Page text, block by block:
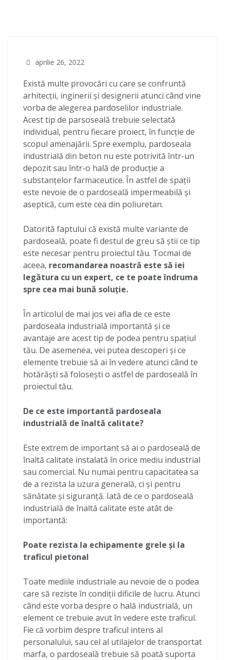
aprilie 26, 2022
Există multe provocări cu care se confruntă
arhitecții, inginerii și designerii atunci când vine
vorba de alegerea pardoselilor industriale.
Acest tip de parsoseală trebuie selectată
individual, pentru fiecare proiect, în funcție de
scopul amenajării. Spre exemplu, pardoseala
industrială din beton nu este potrivită într-un
depozit sau într-o hală de producție a
substanțelor farmaceutice. În astfel de spații
este nevoie de o pardoseală impermeabilă și
aseptică, cum este cea din poliuretan.
Datorită faptului că există multe variante de
pardoseală, poate fi destul de greu să știi ce tip
este necesar pentru proiectul tău. Tocmai de
aceea, recomandarea noastră este să iei
legătura cu un expert, ce te poate îndruma
spre cea mai bună soluție.
În articolul de mai jos vei afla de ce este
pardoseala industrială importantă și ce
avantaje are acest tip de podea pentru spațiul
tău. De asemenea, vei putea descoperi și ce
elemente trebuie să ai în vedere atunci când te
hotărăști să folosești o astfel de pardoseală în
proiectul tău.
De ce este importantă pardoseala
industrială de înaltă calitate?
Este extrem de important să ai o pardoseală de
înaltă calitate instalată în orice mediu industrial
sau comercial. Nu numai pentru capacitatea sa
de a rezista la uzura generală, ci și pentru
sănătate și siguranță. Iată de ce o pardoseală
industrială de înaltă calitate este atât de
importantă:
Poate rezista la echipamente grele și la
traficul pietonal
Toate mediile industriale au nevoie de o podea
care să reziste în condiții dificile de lucru. Atunci
când este vorba despre o hală industrială, un
element ce trebuie avut în vedere este traficul.
Fie că vorbim despre traficul intens al
personalului, sau cel al utilajelor de transportat
marfa, o pardoseală trebuie să poată suporta